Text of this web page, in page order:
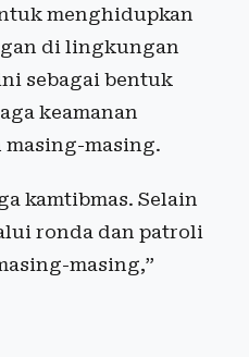
menghidupkan
di lingkungan
sebagai bentuk
keamanan
masing.
kamtibmas. Selain
ronda dan patroli
masing,”